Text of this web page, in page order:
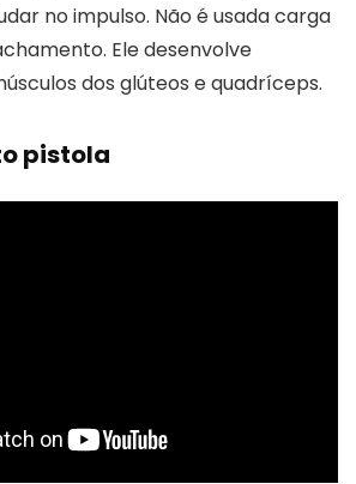
no impulso. Não é usada carga
Ele desenvolve
dos glúteos e quadríceps.
pistola